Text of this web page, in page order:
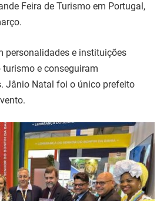
Feira de Turismo em Portugal,
personalidades e instituições
e conseguiram
Jânio Natal foi o único prefeito